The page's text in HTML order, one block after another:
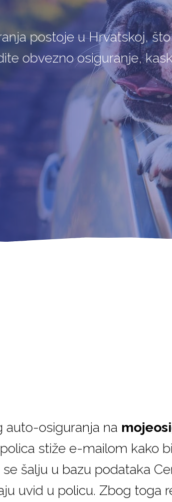
postoje u Hrvatskoj,
obvezno osiguranje,
auto-osiguranja na
stiže e-mailom kako
šalju u bazu podataka
uvid u policu. Zbog toga